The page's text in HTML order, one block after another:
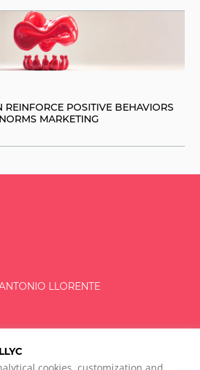
POSITIVE BEHAVIORS
MARKETING
LLORENTE